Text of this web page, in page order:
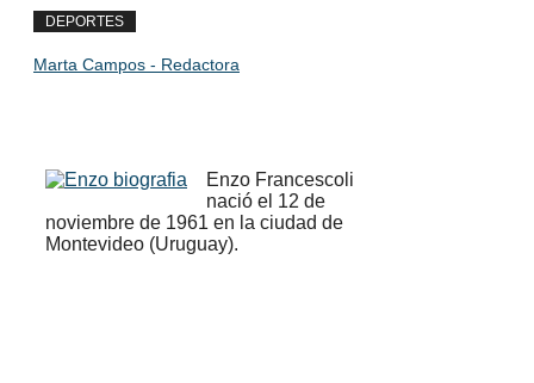
DEPORTES
Marta Campos - Redactora
Enzo Francescoli
nació el 12 de
noviembre de 1961 en la ciudad de
Montevideo (Uruguay).